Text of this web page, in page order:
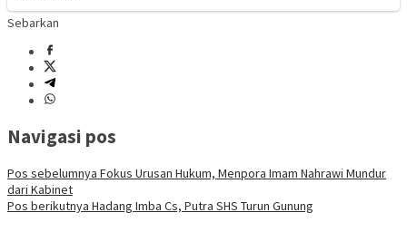
Sebarkan
Navigasi pos
Pos sebelumnya Fokus Urusan Hukum, Menpora Imam Nahrawi Mundur
dari Kabinet
Pos berikutnya Hadang Imba Cs, Putra SHS Turun Gunung